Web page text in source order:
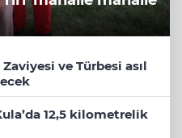
ve Türbesi asıl
12,5 kilometrelik